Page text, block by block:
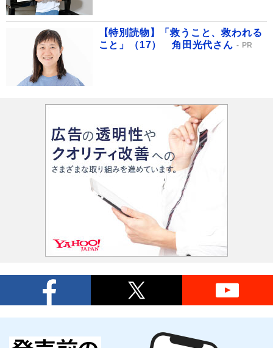
【特別読物】「救うこと、救われる
こと」（17） 角田光代さん
PR